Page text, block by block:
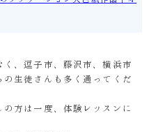
、逗子市、藤沢市、横浜市
生徒さんも多く通ってくだ
方は一度、体験レッスンに